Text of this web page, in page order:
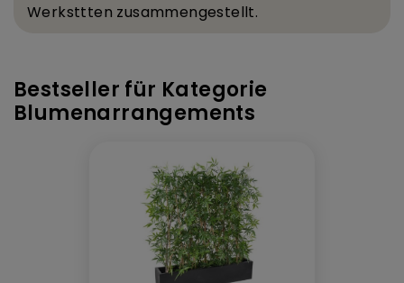
Werksttten zusammengestellt.
Bestseller für Kategorie
Blumenarrangements